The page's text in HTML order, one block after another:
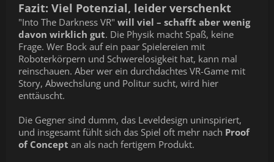
Fazit: Viel Potenzial, leider verschenkt
"Into The Darkness VR" will viel – schafft aber wenig
davon wirklich gut. Die Physik macht Spaß, keine
Frage. Wer Bock auf ein paar Spielereien mit
Roboterkörpern und Schwerelosigkeit hat, kann mal
reinschauen. Aber wer ein durchdachtes VR-Game mit
Story, Abwechslung und Politur sucht, wird hier
enttäuscht.
Die Gegner sind dumm, das Leveldesign uninspiriert,
und insgesamt fühlt sich das Spiel oft mehr nach Proof
of Concept an als nach fertigem Produkt.